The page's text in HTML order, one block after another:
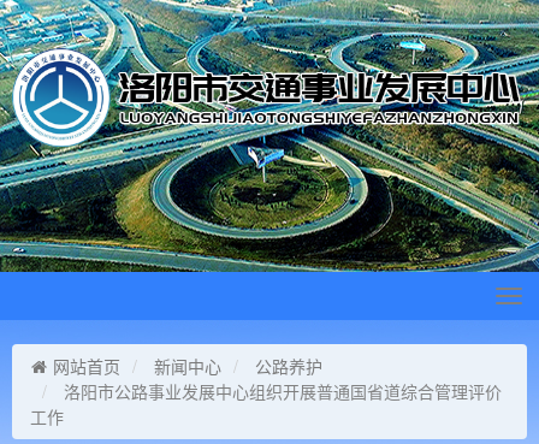
网站首页
新闻中心
公路养护
洛阳市公路事业发展中心组织开展普通国省道综合管理评价
工作